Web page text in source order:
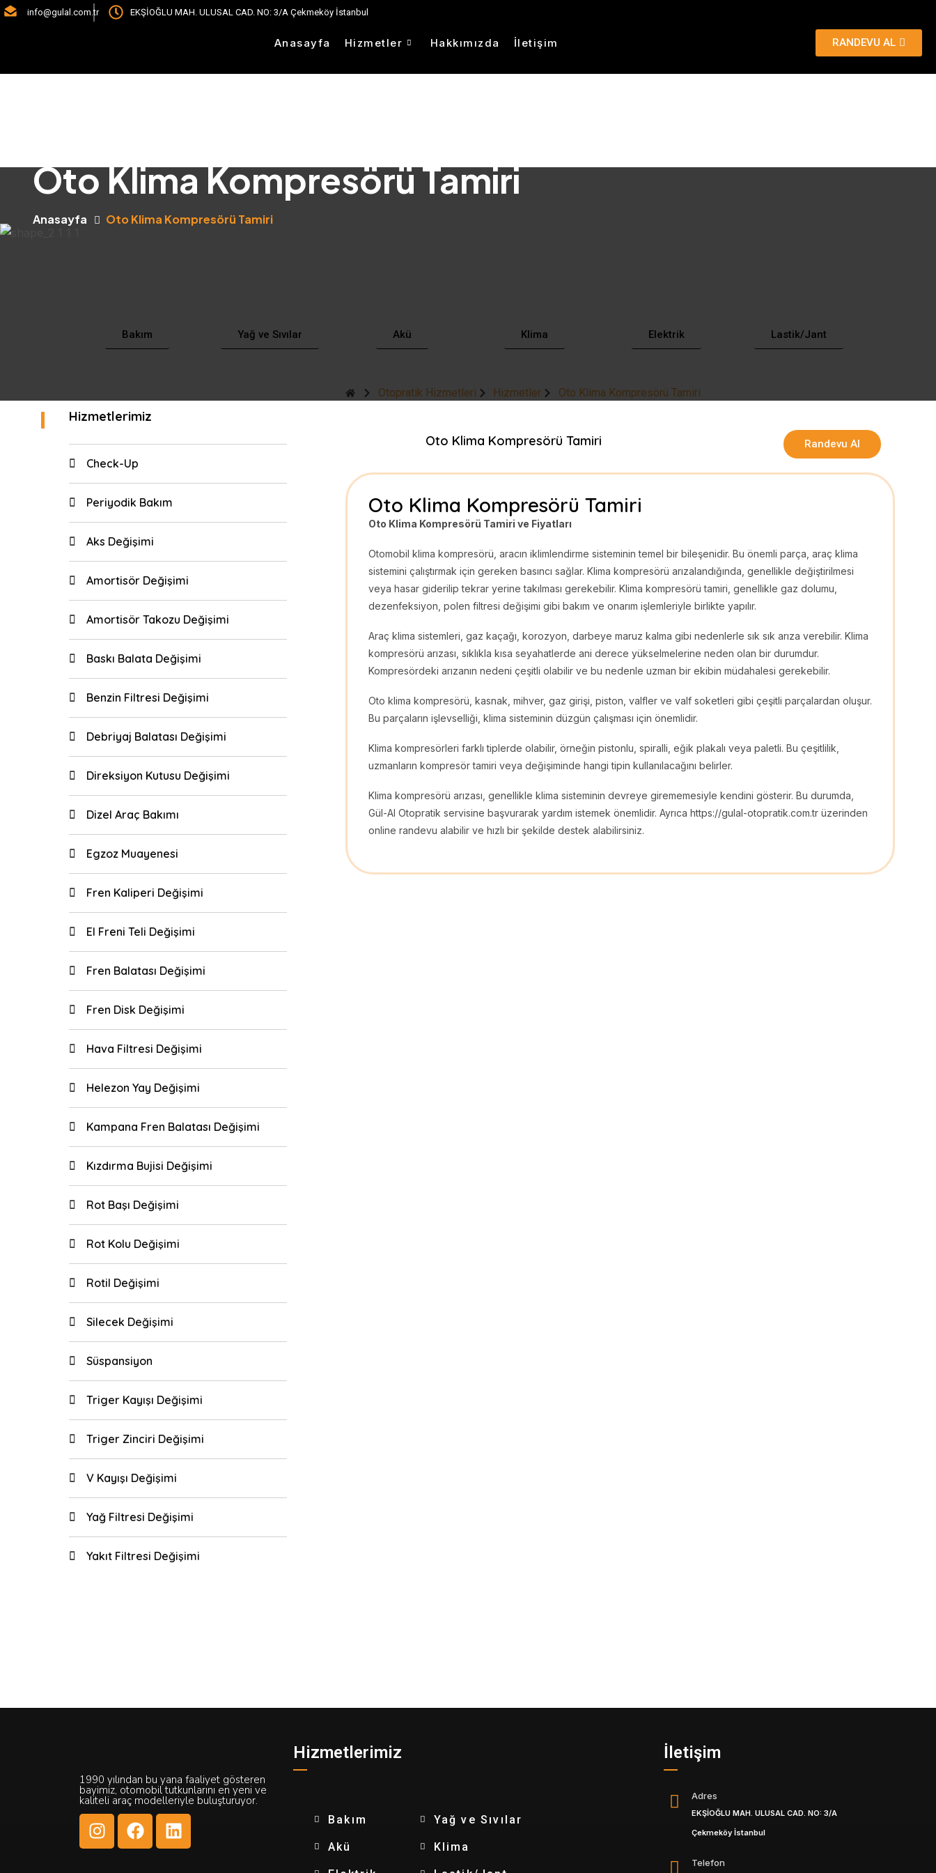
info@gulal.com.tr EKŞİOĞLU MAH. ULUSAL CAD. NO: 3/A Çekmeköy İstanbul
Anasayfa Hizmetler Hakkımızda İletişim RANDEVU AL
Oto Klima Kompresörü Tamiri
Anasayfa Oto Klima Kompresörü Tamiri
Bakım Yağ ve Sıvılar Akü Klima Elektrik Lastik/Jant
Hizmetlerimiz
Check-Up
Periyodik Bakım
Aks Değişimi
Amortisör Değişimi
Amortisör Takozu Değişimi
Baskı Balata Değişimi
Benzin Filtresi Değişimi
Debriyaj Balatası Değişimi
Direksiyon Kutusu Değişimi
Dizel Araç Bakımı
Egzoz Muayenesi
Fren Kaliperi Değişimi
El Freni Teli Değişimi
Fren Balatası Değişimi
Fren Disk Değişimi
Hava Filtresi Değişimi
Helezon Yay Değişimi
Kampana Fren Balatası Değişimi
Kızdırma Bujisi Değişimi
Rot Başı Değişimi
Rot Kolu Değişimi
Rotil Değişimi
Silecek Değişimi
Süspansiyon
Triger Kayışı Değişimi
Triger Zinciri Değişimi
V Kayışı Değişimi
Yağ Filtresi Değişimi
Yakıt Filtresi Değişimi
Otopratik Hizmetleri Hizmetler Oto Klima Kompresörü Tamiri
Oto Klima Kompresörü Tamiri Randevu Al
Oto Klima Kompresörü Tamiri
Oto Klima Kompresörü Tamiri ve Fiyatları
Otomobil klima kompresörü, aracın iklimlendirme sisteminin temel bir bileşenidir. Bu önemli parça, araç klima
sistemini çalıştırmak için gereken basıncı sağlar. Klima kompresörü arızalandığında, genellikle değiştirilmesi
veya hasar giderilip tekrar yerine takılması gerekebilir. Klima kompresörü tamiri, genellikle gaz dolumu,
dezenfeksiyon, polen filtresi değişimi gibi bakım ve onarım işlemleriyle birlikte yapılır.
Araç klima sistemleri, gaz kaçağı, korozyon, darbeye maruz kalma gibi nedenlerle sık sık arıza verebilir. Klima
kompresörü arızası, sıklıkla kısa seyahatlerde ani derece yükselmelerine neden olan bir durumdur.
Kompresördeki arızanın nedeni çeşitli olabilir ve bu nedenle uzman bir ekibin müdahalesi gerekebilir.
Oto klima kompresörü, kasnak, mihver, gaz girişi, piston, valfler ve valf soketleri gibi çeşitli parçalardan oluşur.
Bu parçaların işlevselliği, klima sisteminin düzgün çalışması için önemlidir.
Klima kompresörleri farklı tiplerde olabilir, örneğin pistonlu, spiralli, eğik plakalı veya paletli. Bu çeşitlilik,
uzmanların kompresör tamiri veya değişiminde hangi tipin kullanılacağını belirler.
Klima kompresörü arızası, genellikle klima sisteminin devreye girememesiyle kendini gösterir. Bu durumda,
Gül-Al Otopratik servisine başvurarak yardım istemek önemlidir. Ayrıca https://gulal-otopratik.com.tr üzerinden
online randevu alabilir ve hızlı bir şekilde destek alabilirsiniz.
1990 yılından bu yana faaliyet gösteren
bayimiz, otomobil tutkunlarını en yeni ve
kaliteli araç modelleriyle buluşturuyor.
Hizmetlerimiz
Bakım
Akü
Yağ ve Sıvılar
Klima
İletişim
Adres
EKŞİOĞLU MAH. ULUSAL CAD. NO: 3/A
Çekmeköy İstanbul
Telefon